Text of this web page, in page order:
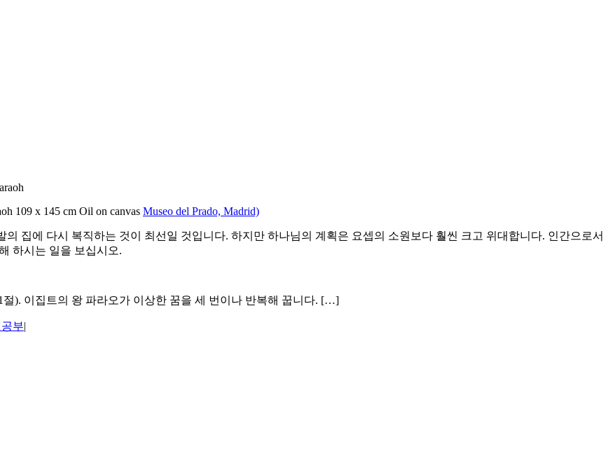
109 x 145 cm Oil on canvas Museo del Prado, Madrid)
집에 다시 복직하는 것이 최선일 것입니다. 하지만 하나님의 계획은 요셉의 소원보다 훨씬 크고 위대합니다. 인간으로서
하시는 일을 보십시오.
). 이집트의 왕 파라오가 이상한 꿈을 세 번이나 반복해 꿉니다. […]
부|